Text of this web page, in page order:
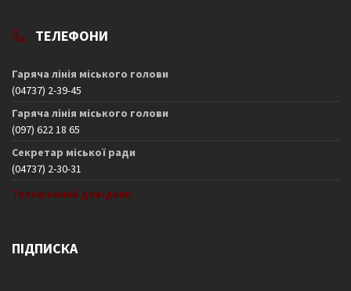
ТЕЛЕФОНИ
Гаряча лінія міського голови
(04737) 2-39-45
Гаряча лінія міського голови
(097) 622 18 65
Секретар міської ради
(04737) 2-30-31
Телефонний довідник
ПІДПИСКА